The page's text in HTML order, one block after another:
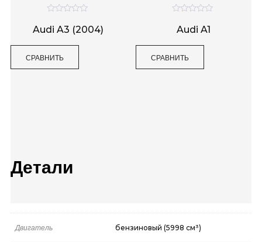
Детали
Двигатель бензиновый (5998 см³)
ц
е
а
Audi A3 (2004)
СРАВНИТЬ
а
Audi A1
СРАВНИТЬ